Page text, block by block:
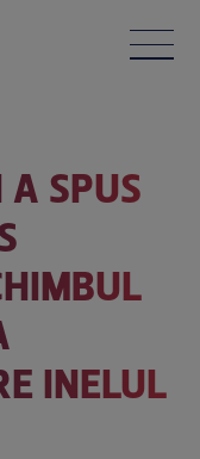
SPUS
INELUL